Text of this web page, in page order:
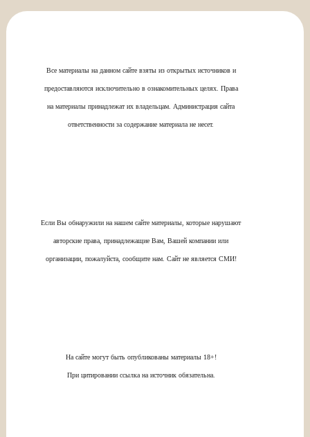
Все материалы на данном сайте взяты из открытых источников и
предоставляются исключительно в ознакомительных целях. Права
на материалы принадлежат их владельцам. Администрация сайта
ответственности за содержание материала не несет.
Если Вы обнаружили на нашем сайте материалы, которые нарушают
авторские права, принадлежащие Вам, Вашей компании или
организации, пожалуйста, сообщите нам. Сайт не является СМИ!
На сайте могут быть опубликованы материалы 18+!
При цитировании ссылка на источник обязательна.